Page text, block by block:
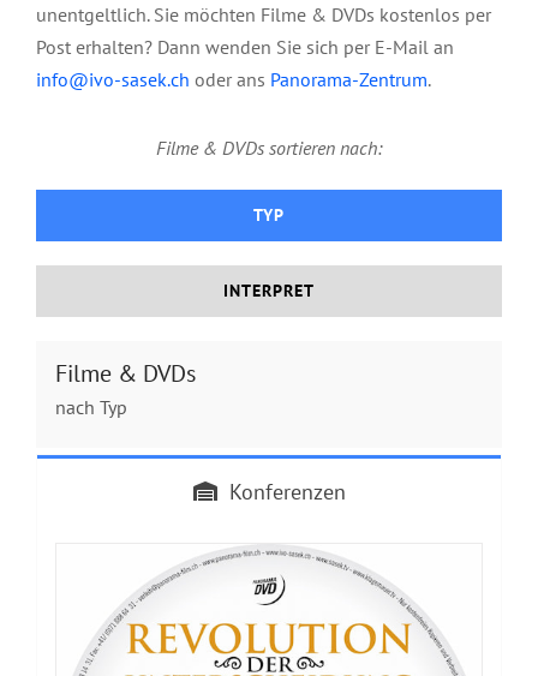
unentgeltlich. Sie möchten Filme & DVDs kostenlos per
Post erhalten? Dann wenden Sie sich per E-Mail an
info@ivo-sasek.ch oder ans Panorama-Zentrum.
Filme & DVDs sortieren nach:
TYP
INTERPRET
Filme & DVDs
nach Typ
Konferenzen
Konferenz: Revolution der